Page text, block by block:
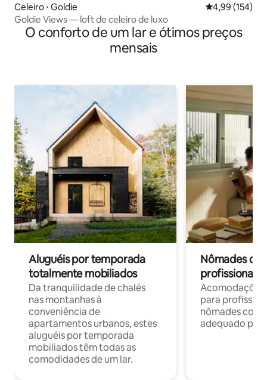
Celeiro ⋅ Goldie 4,99 de uma
4,99 (154)
Goldie Views — loft de celeiro de luxo
O conforto de um lar e ótimos preços
mensais
Aluguéis por temporada
totalmente mobiliados
Da tranquilidade de chalés
nas montanhas à
conveniência de
apartamentos urbanos, estes
aluguéis por temporada
mobiliados têm todas as
comodidades de um lar.
Nômades
profissionais
para
nômades com
adequado